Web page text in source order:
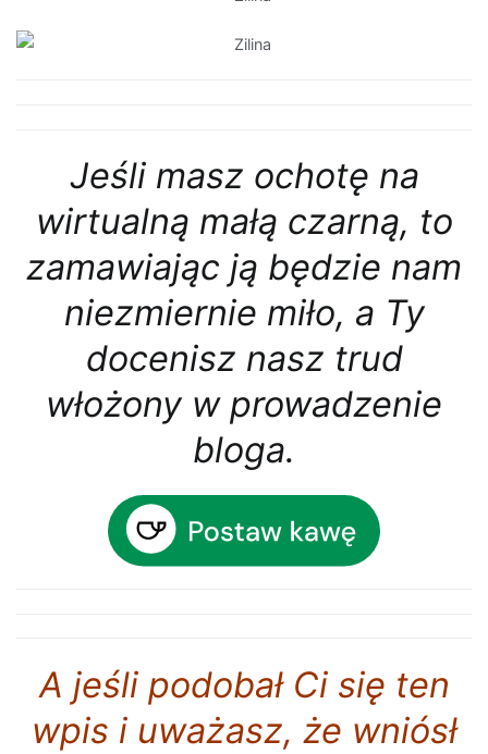
Jeśli masz ochotę na
wirtualną małą czarną, to
zamawiając ją będzie nam
niezmiernie miło, a Ty
docenisz nasz trud
włożony w prowadzenie
bloga.
A jeśli podobał Ci się ten
wpis i uważasz, że wniósł